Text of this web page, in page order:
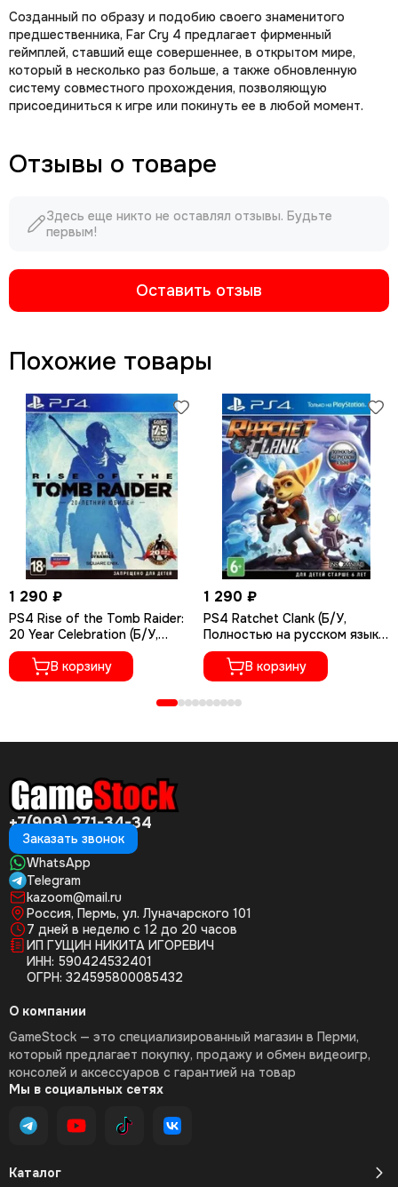
Созданный по образу и подобию своего знаменитого
предшественника, Far Cry 4 предлагает фирменный
геймплей, ставший еще совершеннее, в открытом мире,
который в несколько раз больше, а также обновленную
систему совместного прохождения, позволяющую
присоединиться к игре или покинуть ее в любой момент.
Отзывы о товаре
Здесь еще никто не оставлял отзывы. Будьте
первым!
Оставить отзыв
Похожие товары
1 290 ₽
PS4 Rise of the Tomb Raider:
20 Year Celebration (Б/У,
Полностью на русском языке,
CUSA-05716)
В корзину
1 290 ₽
PS4 Ratchet Сlank (Б/У,
Полностью на русском языке,
CUSA-01073)
В корзину
+7(908) 271-34-34
Заказать звонок
WhatsApp
Telegram
kazoom@mail.ru
Россия, Пермь, ул. Луначарского 101
7 дней в неделю с 12 до 20 часов
ИП ГУЩИН НИКИТА ИГОРЕВИЧ
ИНН: 590424532401
ОГРН: 324595800085432
Каталог
О компании
GameStock — это специализированный магазин в Перми,
который предлагает покупку, продажу и обмен видеоигр,
консолей и аксессуаров с гарантией на товар
Мы в социальных сетях